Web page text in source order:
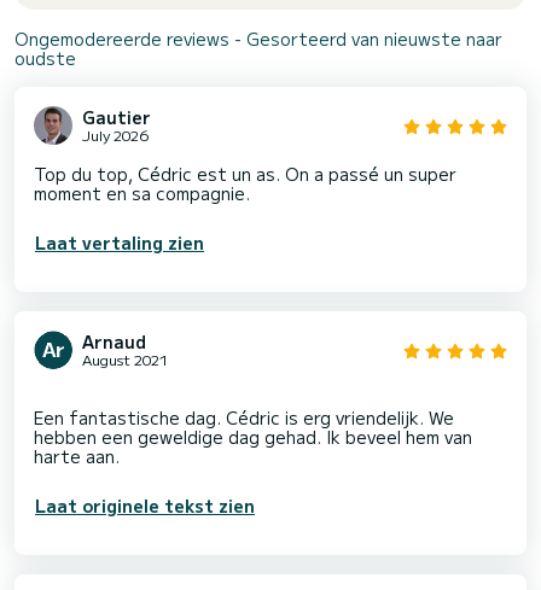
Ongemodereerde reviews - Gesorteerd van nieuwste naar
oudste
Gautier
July 2026
Top du top, Cédric est un as. On a passé un super
moment en sa compagnie.
Laat vertaling zien
Arnaud
August 2021
Een fantastische dag. Cédric is erg vriendelijk. We
hebben een geweldige dag gehad. Ik beveel hem van
Laat originele tekst zien